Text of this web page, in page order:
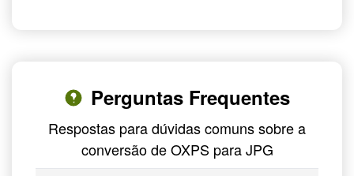
Perguntas Frequentes
Respostas para dúvidas comuns sobre a
conversão de OXPS para JPG